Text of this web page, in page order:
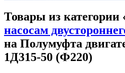
Товары из категории
насосам
на Полумуфта
1Д315-50 (Ф220)